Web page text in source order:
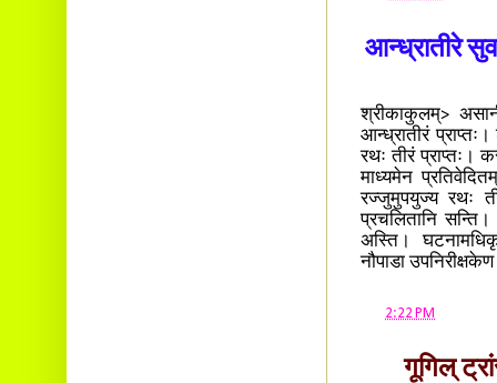
आन्ध्रातीरे
श्रीकाकुलम्>
आन्ध्रातीरं
रथः तीरं प्राप्तः।
माध्यमेन
रज्जुमुपयुज्य रथः
प्रचलितानि
अस्ति।
नौपाडा
2:22 PM
गूगिल्